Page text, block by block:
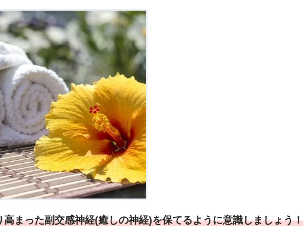
まった副交感神経(癒しの神経)を保てるように意識しましょう！